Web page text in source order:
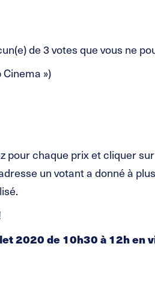
de 3 votes que vous ne
»)
pour chaque prix et cliquer
un votant a donné à
2020 de 10h30 à 12h en